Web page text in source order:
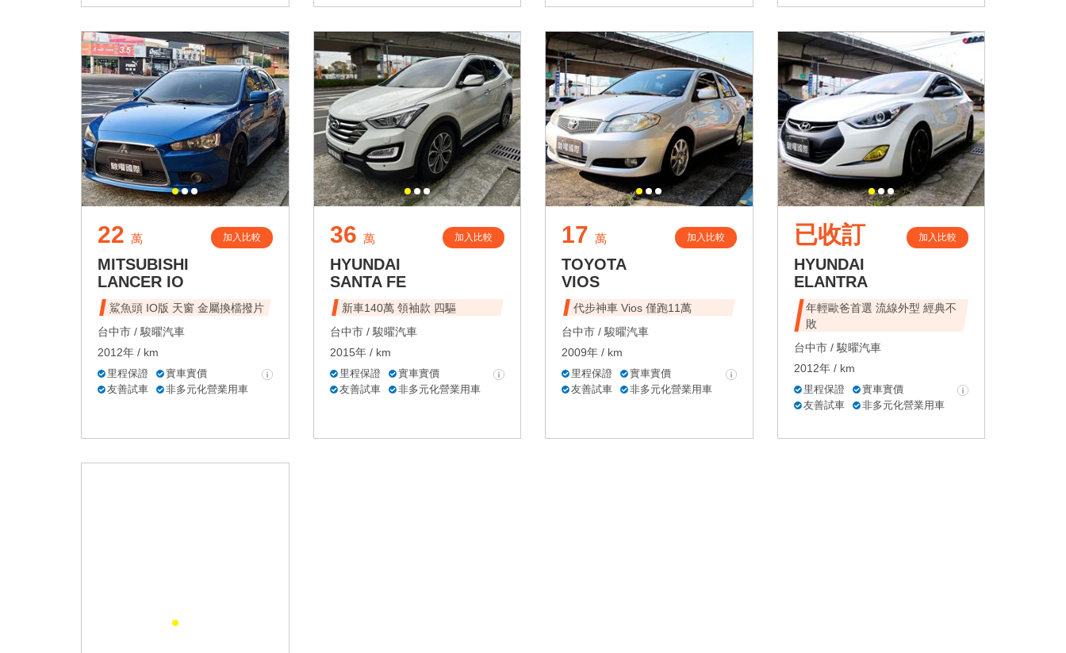
22 萬 加入比較
MITSUBISHI
LANCER IO
鯊魚頭 IO版 天窗 金屬換檔撥片
台中市 / 駿曜汽車
2012年 / km
里程保證
實車實價
友善試車
非多元化營業用車
36 萬 加入比較
HYUNDAI
SANTA FE
新車140萬 領袖款 四驅
台中市 / 駿曜汽車
2015年 / km
里程保證
實車實價
友善試車
非多元化營業用車
17 萬 加入比較
TOYOTA
VIOS
代步神車 Vios 僅跑11萬
台中市 / 駿曜汽車
2009年 / km
里程保證
實車實價
友善試車
非多元化營業用車
已收訂 加入比較
HYUNDAI
ELANTRA
年輕歐爸首選 流線外型 經典不
敗
台中市 / 駿曜汽車
2012年 / km
里程保證
實車實價
友善試車
非多元化營業用車